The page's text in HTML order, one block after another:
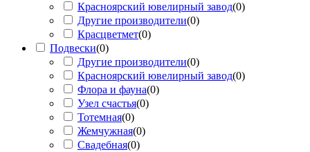
Красноярский ювелирный завод(0)
Другие производители(0)
Красцветмет(0)
Подвески(0)
Другие производители(0)
Красноярский ювелирный завод(0)
Флора и фауна(0)
Узел счастья(0)
Тотемная(0)
Жемчужная(0)
Свадебная(0)